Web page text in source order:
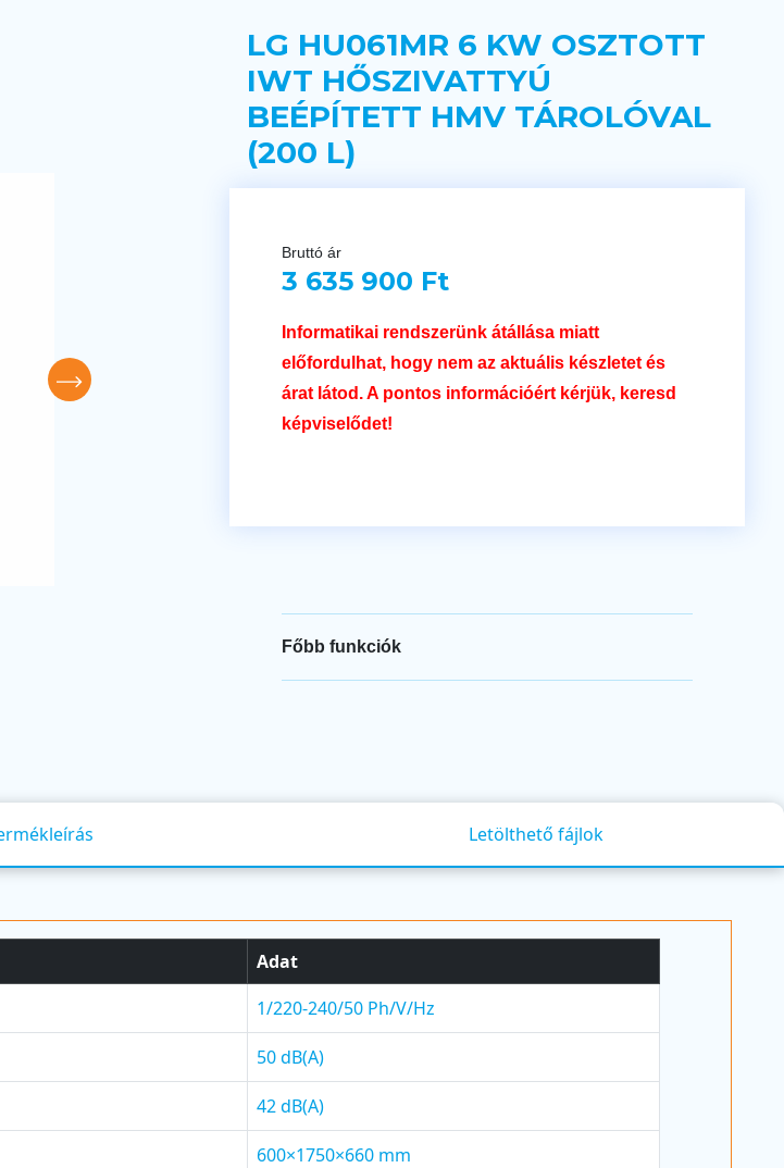
LG HU061MR 6 KW OSZTOTT
IWT HŐSZIVATTYÚ
BEÉPÍTETT HMV TÁROLÓVAL
(200 L)
Bruttó ár
3 635 900 Ft
Informatikai rendszerünk átállása miatt
előfordulhat, hogy nem az aktuális készletet és
árat látod. A pontos információért kérjük, keresd
képviselődet!
Főbb funkciók
Letölthető fájlok
Adat
1/220-240/50 Ph/V/Hz
50 dB(A)
42 dB(A)
600×1750×660 mm